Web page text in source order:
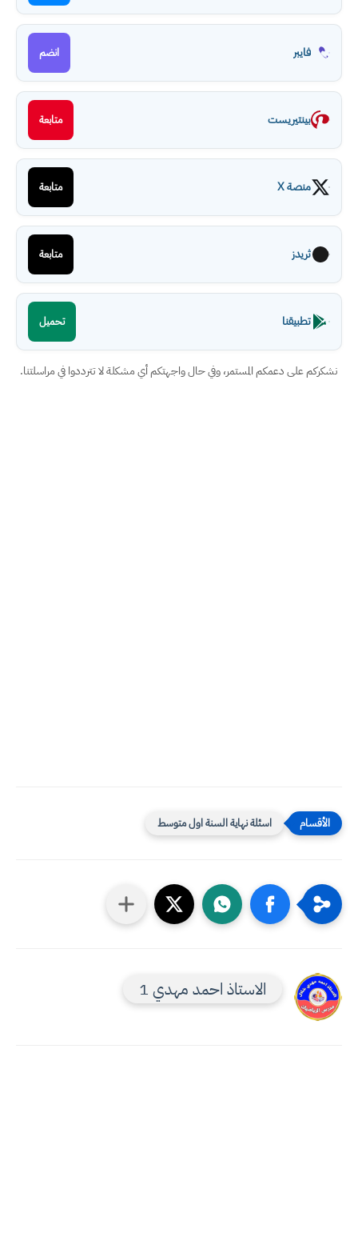
فايبر انضم
بينتيريست متابعة
منصة X متابعة
ثريدز متابعة
تطبيقنا تحميل
نشكركم على دعمكم المستمر، وفي حال واجهتكم أي مشكلة لا تترددوا في مراسلتنا.
اسئلة نهاية السنة اول متوسط
الاستاذ احمد مهدي 1